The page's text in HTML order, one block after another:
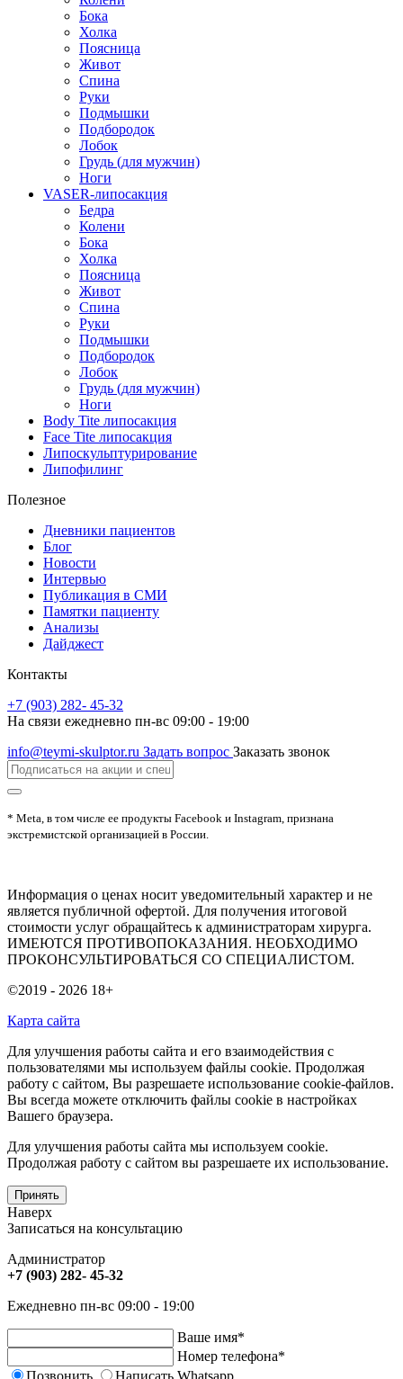
Бока
Холка
Поясница
Живот
Спина
Руки
Подмышки
Подбородок
Лобок
Грудь (для мужчин)
Ноги
VASER-липосакция
Бедра
Колени
Бока
Холка
Поясница
Живот
Спина
Руки
Подмышки
Подбородок
Лобок
Грудь (для мужчин)
Ноги
Body Tite липосакция
Face Tite липосакция
Липоскульптурирование
Липофилинг
Полезное
Дневники пациентов
Блог
Новости
Интервью
Публикация в СМИ
Памятки пациенту
Анализы
Дайджест
Контакты
+7 (903) 282- 45-32
На связи ежедневно пн-вс 09:00 - 19:00
info@teymi-skulptor.ru Задать вопрос Заказать звонок
* Meta, в том числе ее продукты Facebook и Instagram, признана
экстремистской организацией в России.
Информация о ценах носит уведомительный характер и не
является публичной офертой. Для получения итоговой
стоимости услуг обращайтесь к администраторам хирурга.
ИМЕЮТСЯ ПРОТИВОПОКАЗАНИЯ. НЕОБХОДИМО
ПРОКОНСУЛЬТИРОВАТЬСЯ СО СПЕЦИАЛИСТОМ.
©2019 - 2026 18+
Карта сайта
Для улучшения работы сайта и его взаимодействия с
пользователями мы используем файлы cookie. Продолжая
работу с сайтом, Вы разрешаете использование cookie-файлов.
Вы всегда можете отключить файлы cookie в настройках
Вашего браузера.
Для улучшения работы сайта мы используем cookie.
Продолжая работу с сайтом вы разрешаете их использование.
Принять
Наверх
Записаться на консультацию
Администратор
+7 (903) 282- 45-32
Ежедневно пн-вс 09:00 - 19:00
Ваше имя*
Номер телефона*